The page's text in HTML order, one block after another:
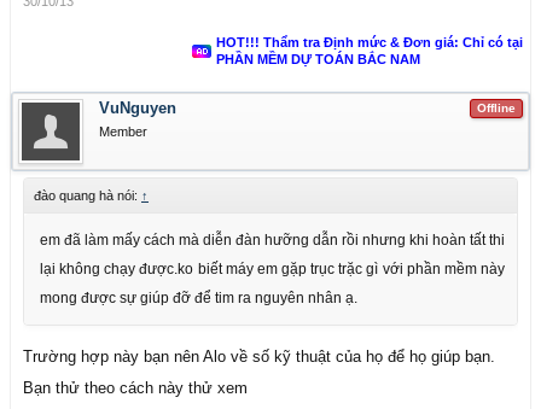
HOT!!! Thẩm tra Định mức & Đơn giá: Chỉ có tại
PHẦN MỀM DỰ TOÁN BẮC NAM
Offline
VuNguyen
Member
đào quang hà nói: ↑
em đã làm mấy cách mà diễn đàn hưỡng dẫn rồi nhưng khi hoàn tất thi
lại không chạy được.ko biết máy em gặp trục trặc gì với phần mềm này
mong được sự giúp đỡ để tim ra nguyên nhân ạ.
Trường hợp này bạn nên Alo về số kỹ thuật của họ để họ giúp bạn.
Bạn thử theo cách này thử xem